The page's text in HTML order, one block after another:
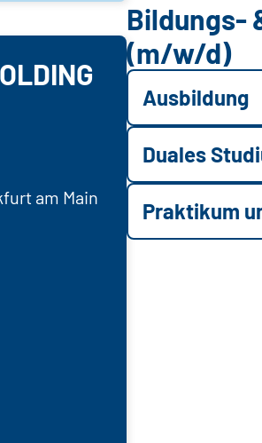
am Main
Bildungs-
(m/w/d)
Ausbildung
Duales
Praktikum